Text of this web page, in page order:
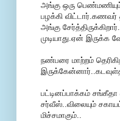
அங்கு ஒரு
பழக்கி விட்டார்.கணவர்
அங்கு
முடியாது.ஏன் இருக்க
நண்பரை மாற்றம்
பட்டினப்பாக்கம்
சர்வீஸ்..விலையும்
மிச்சமாகும்..